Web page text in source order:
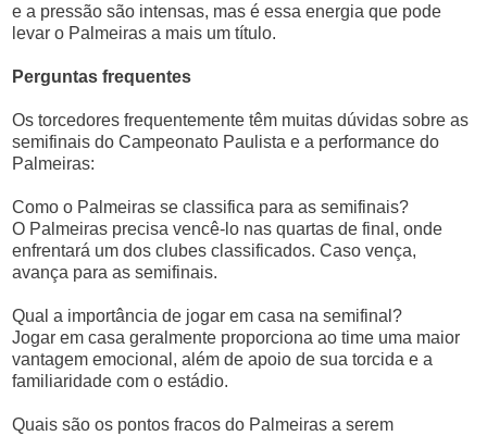
e a pressão são intensas, mas é essa energia que pode
levar o Palmeiras a mais um título.
Perguntas frequentes
Os torcedores frequentemente têm muitas dúvidas sobre as
semifinais do Campeonato Paulista e a performance do
Palmeiras:
Como o Palmeiras se classifica para as semifinais?
O Palmeiras precisa vencê-lo nas quartas de final, onde
enfrentará um dos clubes classificados. Caso vença,
avança para as semifinais.
Qual a importância de jogar em casa na semifinal?
Jogar em casa geralmente proporciona ao time uma maior
vantagem emocional, além de apoio de sua torcida e a
familiaridade com o estádio.
Quais são os pontos fracos do Palmeiras a serem